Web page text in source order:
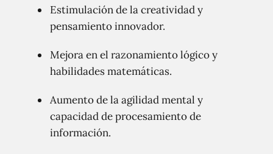
Estimulación de la creatividad y
pensamiento innovador.
Mejora en el razonamiento lógico y
habilidades matemáticas.
Aumento de la agilidad mental y
capacidad de procesamiento de
información.